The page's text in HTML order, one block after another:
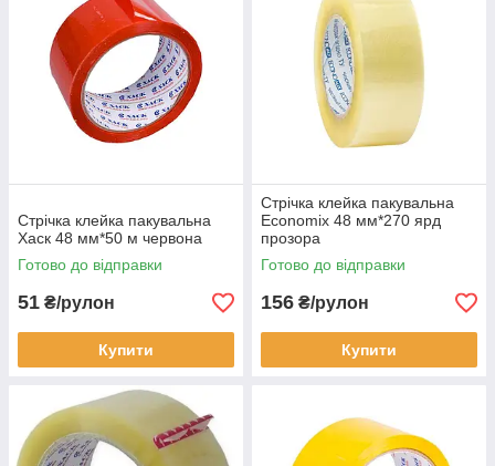
Стрічка клейка пакувальна
Хаск 48 мм*50 м червона
Готово до відправки
51 ₴/рулон
Купити
Стрічка клейка пакувальна
Economix 48 мм*270 ярд
прозора
Готово до відправки
156 ₴/рулон
Купити